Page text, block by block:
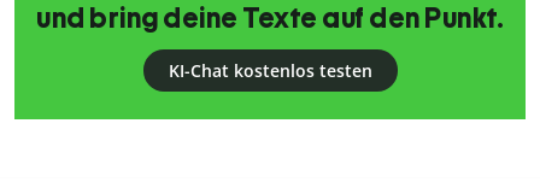
und bring deine Texte auf den Punkt.
KI-Chat kostenlos testen